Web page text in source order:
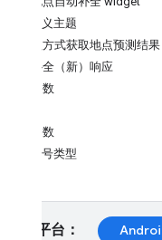
自定义主题
以编程方式获取地点预测结果
自动补全（新）响应
必需参数
可选参数
主账号类型
请选择平台：